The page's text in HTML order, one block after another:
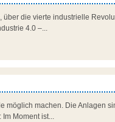
die vierte industrielle
4.0 –...
machen. Die Anlagen
Moment ist...